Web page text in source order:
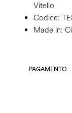
Vitello
Codice:
Made in:
PAGAMENTO